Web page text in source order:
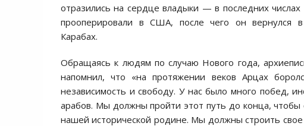
отразились на сердце владыки — в последних числах
прооперировали в США, после чего он вернулся
Карабах.
Обращаясь к людям по случаю Нового года,
напомнил, что «на протяжении веков Арцах
независимость и свободу. У нас было много побед,
арабов. Мы должны пройти этот путь до конца, чтобы
нашей исторической родине. Мы должны строить